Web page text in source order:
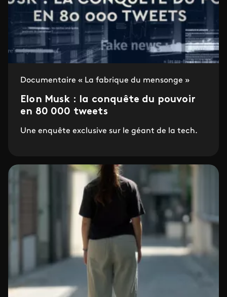
Documentaire « La fabrique du mensonge »
Elon Musk : la conquête du pouvoir
en 80 000 tweets
Une enquête exclusive sur le géant de la tech.